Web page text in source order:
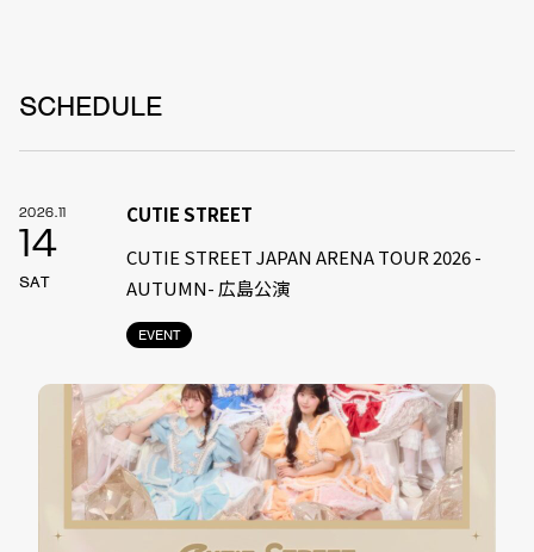
SCHEDULE
2026.11
14
SAT
EVENT
CUTIE STREET
CUTIE STREET JAPAN ARENA TOUR 2026 -
AUTUMN- 広島公演